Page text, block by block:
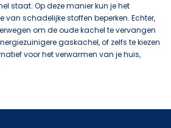
staat. Op deze manier kun je het
van schadelijke stoffen beperken. Echter,
om de oude kachel te vervangen
gaskachel, of zelfs te kiezen
voor het verwarmen van je huis,